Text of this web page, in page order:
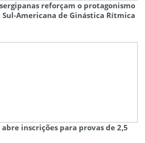
reforçam o protagonismo
Americana de Ginástica Rítmica
abre inscrições para provas de 2,5